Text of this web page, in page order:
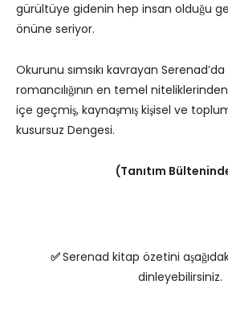
gürültüye gidenin hep insan olduğu
önüne seriyor.
Okurunu sımsıkı kavrayan
romancılığının en temel
içe geçmiş, kaynaşmış kişisel ve
kusursuz Dengesi.
(Tanıtım
✅Serenad kitap özetini
dinleyebilirsiniz.